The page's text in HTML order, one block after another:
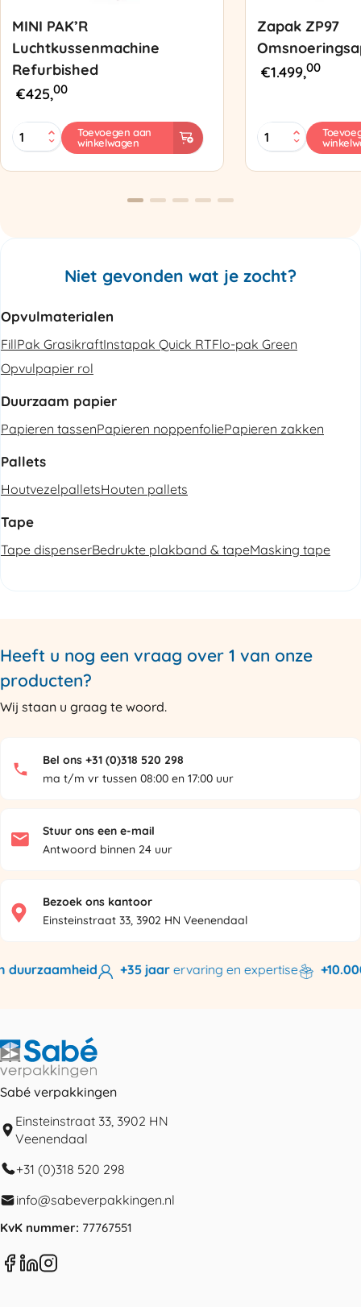
MINI PAK’R
Luchtkussenmachine
Refurbished
€425,00
MINI
PAK'R
Refurbished
Toevoegen aan
winkelwagen
Zapak ZP97
€1.499,00
Zapak
ZP97
aantal
Niet gevonden wat je zocht?
Opvulmaterialen
FillPak GrasikraftInstapak Quick RTFlo-pak Green
Opvulpapier rol
Duurzaam papier
Papieren tassenPapieren noppenfoliePapieren zakken
Pallets
HoutvezelpalletsHouten pallets
Tape
Tape dispenserBedrukte plakband & tapeMasking tape
Heeft u nog een vraag over 1 van onze
producten?
Wij staan u graag te woord.
Bel ons +31 (0)318 520 298
ma t/m vr tussen 08:00 en 17:00 uur
Stuur ons een e-mail
Antwoord binnen 24 uur
Bezoek ons kantoor
Einsteinstraat 33, 3902 HN Veenendaal
+35 jaarervaring en expertise
Sabé verpakkingen
Einsteinstraat 33, 3902 HN
Veenendaal
+31 (0)318 520 298
info@sabeverpakkingen.nl
KvK nummer: 77767551